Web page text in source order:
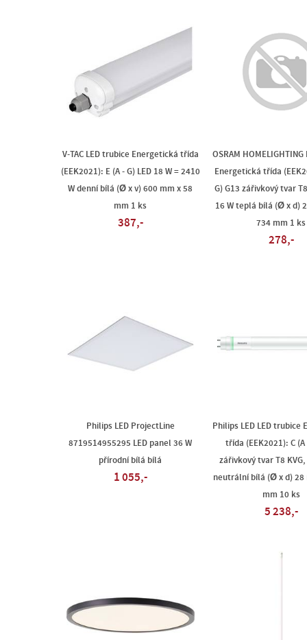
V-TAC LED trubice Energetická třída
(EEK2021): E (A - G) LED 18 W = 2410
W denní bílá (Ø x v) 600 mm x 58
mm 1 ks
387,-
OSRAM
Energetická třída
G) G13 zářivkový tvar
16 W teplá bílá (Ø x d)
734 mm 1 ks
278,-
Philips LED ProjectLine
8719514955295 LED panel 36 W
přírodní bílá bílá
1 055,-
Philips LED LED trubice
třída (EEK2021): C (A
zářivkový tvar T8 KVG,
neutrální bílá (Ø x d) 28
mm 10 ks
5 238,-